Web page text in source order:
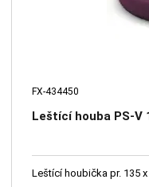
FX-434450
Leštící houba PS-V
Leštící houbička pr. 135 x